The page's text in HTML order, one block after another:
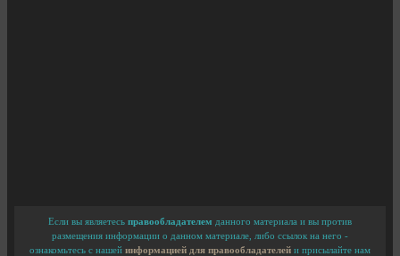
Если вы являетесь правообладателем данного материала и вы против
размещения информации о данном материале, либо ссылок на него -
ознакомьтесь с нашей информацией для правообладателей и присылайте нам